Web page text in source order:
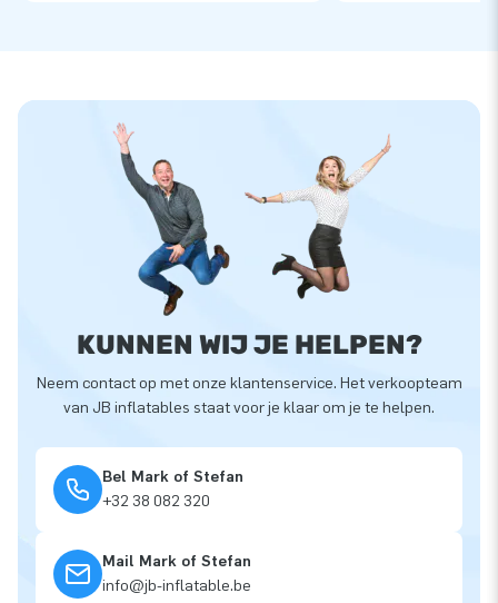
KUNNEN WIJ JE HELPEN?
Neem contact op met onze klantenservice. Het verkoopteam
van JB inflatables staat voor je klaar om je te helpen.
Bel Mark of Stefan
+32 38 082 320
Mail Mark of Stefan
info@jb-inflatable.be